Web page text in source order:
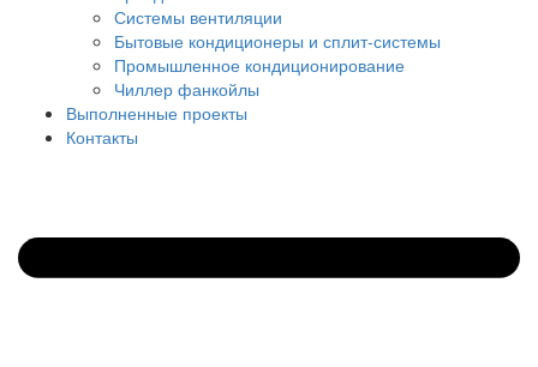
Системы вентиляции
Бытовые кондиционеры и сплит-системы
Промышленное кондиционирование
Чиллер фанкойлы
Выполненные проекты
Контакты